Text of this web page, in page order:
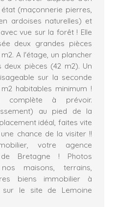
(maçonnerie pierres,
ardoises naturelles) et
vue sur la forêt ! Elle
deux grandes pièces
A l'étage, un plancher
pièces (42 m2). Un
sur la seconde
habitables minimum !
complète à prévoir.
au pied de la
idéal, faites vite
chance de la visiter !!
votre agence
Bretagne ! Photos
maisons, terrains,
biens immobilier à
sur le site de Lemoine